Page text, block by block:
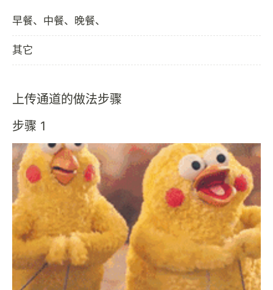
早餐、中餐、晚餐、
其它
上传通道的做法步骤
步骤 1